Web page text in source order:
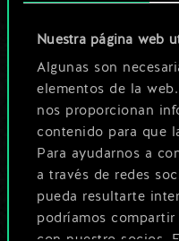
Nuestra página web
Algunas son
elementos de la
nos proporcionan
contenido para que
Para ayudarnos a
a través de redes
pueda resultarte
podríamos
ser
Poner nombre
una guía